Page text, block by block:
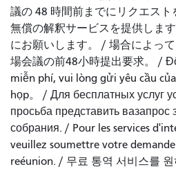
議の 48 時間前までにリクエス
無償の解釈サービスを提供しま
にお願いします。
/ 場合によっ
場会議の前48小時提出要求。 /
miễn phí, vui lòng gửi yêu cầu
họp。 / Для бесплатных услуг
просьба представить вазапрос
собрания. / Pour les services
veuillez soumettre votre
reéunion. / 무료 통역 서비스를